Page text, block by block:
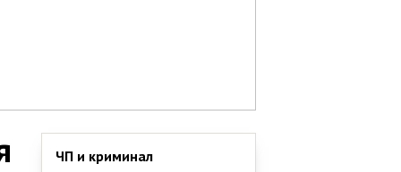
ЧП и криминал